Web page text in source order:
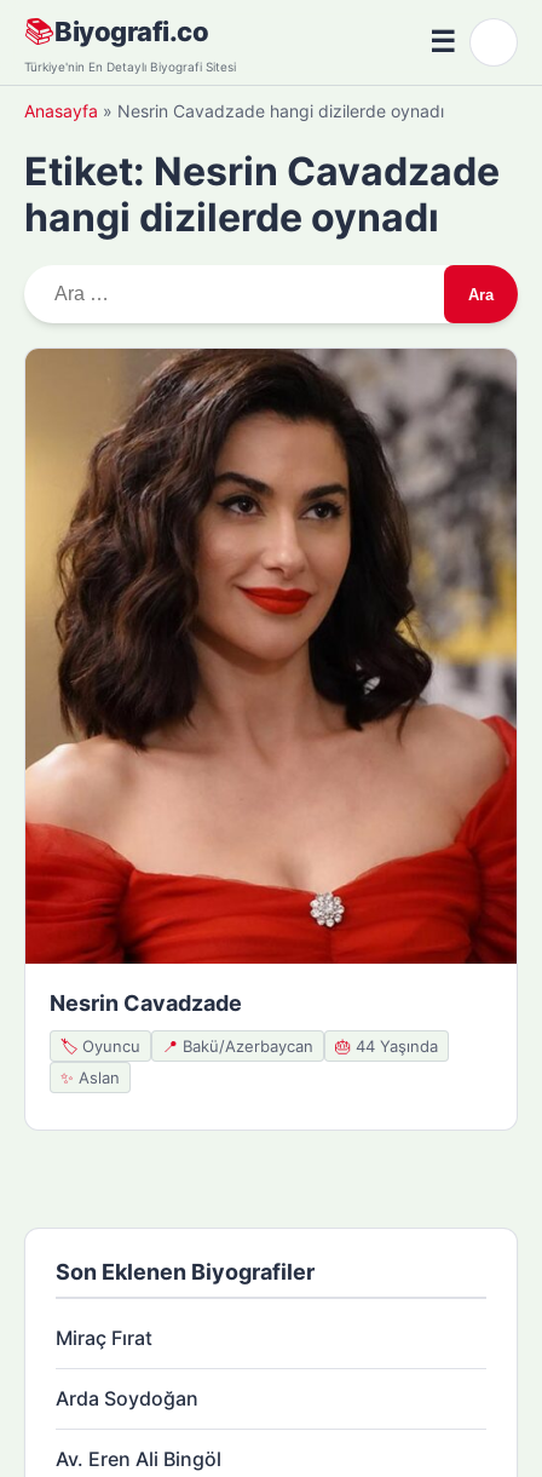
Skip
content
📚Biyografi.co
Türkiye'nin En Detaylı Biyografi Sitesi
☰Menü
Anasayfa » Nesrin Cavadzade hangi dizilerde oynadı
Etiket: Nesrin Cavadzade
hangi dizilerde oynadı
r
Nesrin Cavadzade
🏷️ Oyuncu 📍 Bakü/Azerbaycan 🎂 44 Yaşında
✨ Aslan
Son Eklenen Biyografiler
Miraç Fırat
Arda Soydoğan
Av. Eren Ali Bingöl